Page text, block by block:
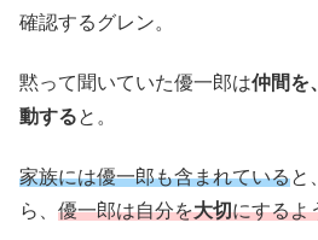
確認するグレン。
黙って聞いていた優一郎は仲間を
動すると。
家族には優一郎も含まれていると、
ら、 優一郎は自分を大切にするよ